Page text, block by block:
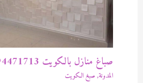
صباغ منازل بالكويت 94471713
المدونة, صبغ الكويت